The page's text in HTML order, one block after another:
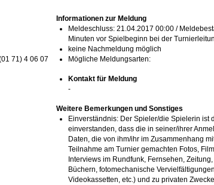
71) 4 06 07
Informationen zur Meldung
Meldeschluss: 21.04.2017 00:00 /
Minuten vor Spielbeginn bei der
keine Nachmeldung möglich
Mögliche Meldungsarten:
Kontakt für Meldung
-
Weitere Bemerkungen und Sonstiges
Einverständnis: Der Spieler/die Spielerin ist
einverstanden, dass die in seiner/ihrer
Daten, die von ihm/ihr im Zusammenhang
Teilnahme am Turnier gemachten Fotos,
Interviews im Rundfunk, Fernsehen,
Büchern, fotomechanische
Videokassetten, etc.) und zu privaten